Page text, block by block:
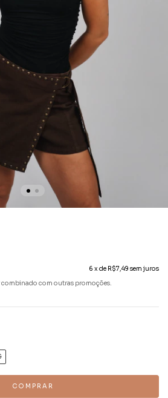
6 x de R$7,49 sem juros
combinado com outras promoções.